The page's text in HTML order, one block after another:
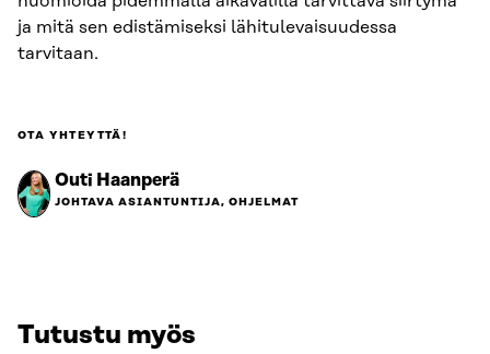
ja mitä sen edistämiseksi lähitulevaisuudessa
tarvitaan.
OTA YHTEYTTÄ!
Outi Haanperä
JOHTAVA ASIANTUNTIJA, OHJELMAT
Tutustu myös